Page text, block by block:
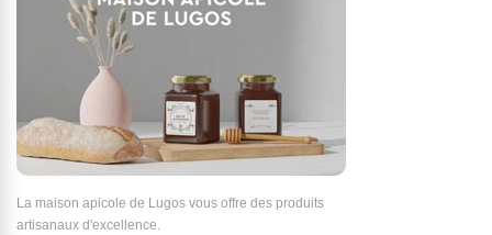
La maison apicole de Lugos vous offre des produits
artisanaux d'excellence.